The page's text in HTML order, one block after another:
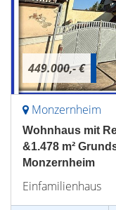
449.000,- €
Monzernheim
Wohnhaus mit
&1.478 m²
Monzernheim
Einfamilienhaus